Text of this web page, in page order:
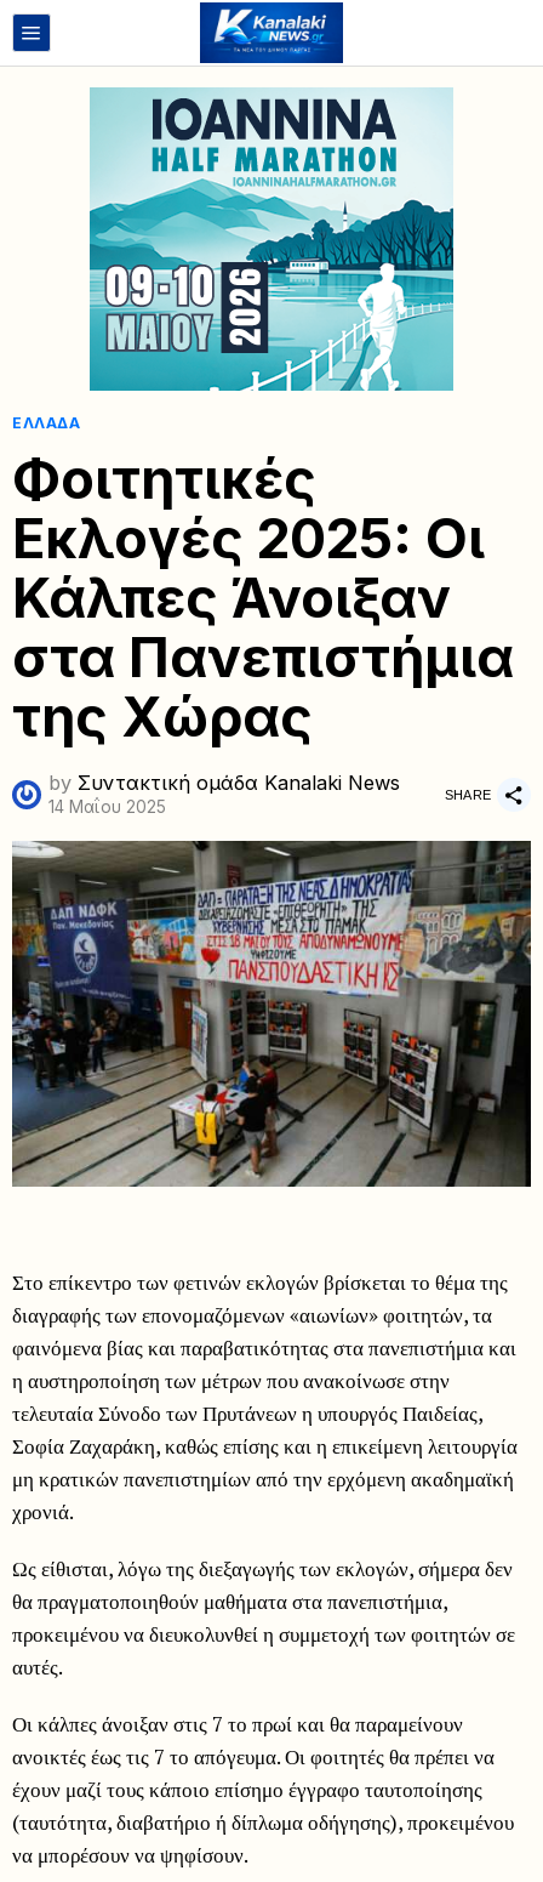
ΕΛΛΆΔΑ
Φοιτητικές
Εκλογές 2025: Οι
Κάλπες Άνοιξαν
στα Πανεπιστήμια
της Χώρας
by Συντακτική ομάδα Kanalaki News
14 Μαΐου 2025
SHARE
Στο επίκεντρο των φετινών εκλογών βρίσκεται το θέμα της
διαγραφής των επονομαζόμενων «αιωνίων» φοιτητών, τα
φαινόμενα βίας και παραβατικότητας στα πανεπιστήμια και
η αυστηροποίηση των μέτρων που ανακοίνωσε στην
τελευταία Σύνοδο των Πρυτάνεων η υπουργός Παιδείας,
Σοφία Ζαχαράκη, καθώς επίσης και η επικείμενη λειτουργία
μη κρατικών πανεπιστημίων από την ερχόμενη ακαδημαϊκή
χρονιά.
Ως είθισται, λόγω της διεξαγωγής των εκλογών, σήμερα δεν
θα πραγματοποιηθούν μαθήματα στα πανεπιστήμια,
προκειμένου να διευκολυνθεί η συμμετοχή των φοιτητών σε
αυτές.
Οι κάλπες άνοιξαν στις 7 το πρωί και θα παραμείνουν
ανοικτές έως τις 7 το απόγευμα. Οι φοιτητές θα πρέπει να
έχουν μαζί τους κάποιο επίσημο έγγραφο ταυτοποίησης
(ταυτότητα, διαβατήριο ή δίπλωμα οδήγησης), προκειμένου
να μπορέσουν να ψηφίσουν.